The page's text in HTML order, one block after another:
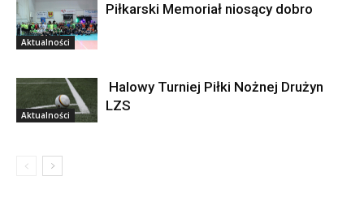
Aktualności
Piłkarski Memoriał niosący dobro
Aktualności
Halowy Turniej Piłki Nożnej Drużyn
LZS